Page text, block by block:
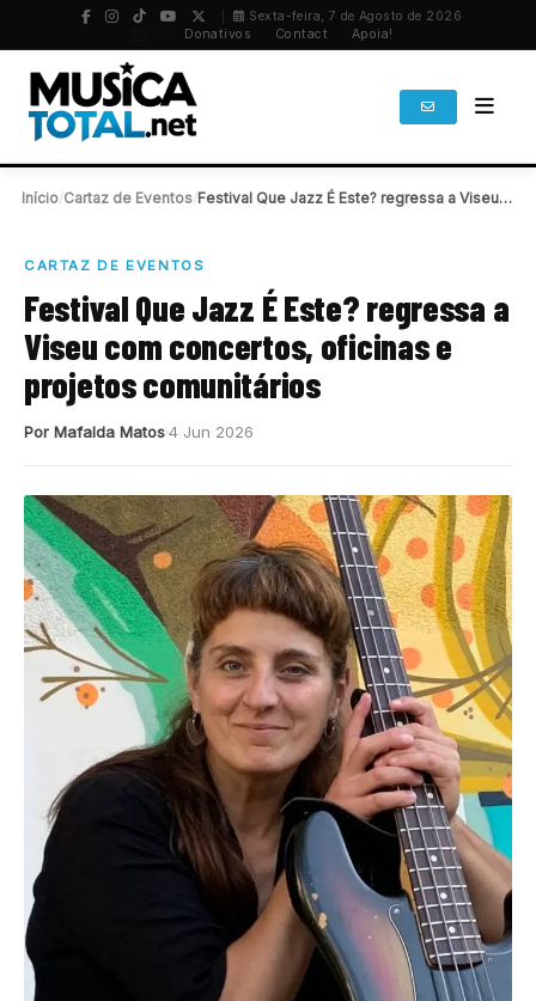
Sexta-feira, 7 de Agosto de 2026
Donativos Contact Apoia!
Início Cartaz de Eventos Festival Que Jazz É Este? regressa a Viseu…
CARTAZ DE EVENTOS
Festival Que Jazz É Este? regressa a
Viseu com concertos, oficinas e
projetos comunitários
Por Mafalda Matos4 Jun 2026